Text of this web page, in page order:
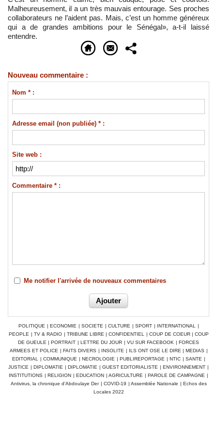
Malheureusement, il a un très mauvais entourage. Ses proches
collaborateurs ne l’aident pas. Mais, c’est un homme généreux
qui a de grandes ambitions pour le Sénégal», a-t-il laissé
entendre.
Nouveau commentaire :
Nom * :
Adresse email (non publiée) * :
Site web :
Commentaire * :
Me notifier l'arrivée de nouveaux commentaires
POLITIQUE | ECONOMIE | SOCIETE | CULTURE | SPORT | INTERNATIONAL |
PEOPLE | TV & RADIO | TRIBUNE LIBRE | CONFIDENTIEL | COUP DE COEUR | COUP
DE GUEULE | PORTRAIT | LETTRE DU JOUR | VU SUR FACEBOOK | FORCES
ARMEES ET POLICE | FAITS DIVERS | INSOLITE | ILS ONT OSE LE DIRE | MEDIAS |
EDITORIAL | COMMUNIQUE | NECROLOGIE | PUBLIREPORTAGE | NTIC | SANTE |
JUSTICE | DIPLOMATIE | DIPLOMATIE | GUEST EDITORIALISTE | ENVIRONNEMENT |
INSTITUTIONS | RELIGION | EDUCATION | AGRICULTURE | PAROLE DE CAMPAGNE |
Antivirus, la chronique d'Abdoulaye Der | COVID-19 | Assemblée Nationale | Echos des
Locales 2022